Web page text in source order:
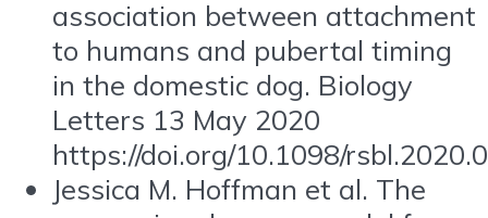
association between attachment
to humans and pubertal timing
in the domestic dog. Biology
Letters 13 May 2020
https://doi.org/10.1098/
Jessica M. Hoffman et al. The